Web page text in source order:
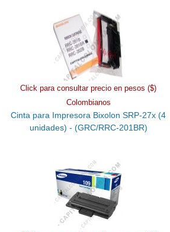
Click para consultar precio en pesos ($)
Colombianos
Cinta para Impresora Bixolon SRP-27x (4
unidades) - (GRC/RRC-201BR)